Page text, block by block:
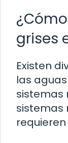
grises
Existen
las
sistemas
sistemas